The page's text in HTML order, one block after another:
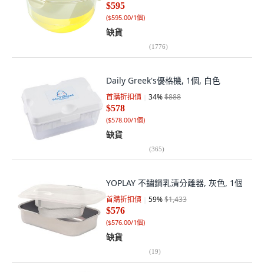
$595
($595.00/1個)
缺貨
(1776)
Daily Greek's優格機, 1個, 白色
首購折扣價 34%$888
$578
($578.00/1個)
缺貨
(365)
YOPLAY 不鏽鋼乳清分離器, 灰色, 1個
首購折扣價 59%$1,433
$576
($576.00/1個)
缺貨
(19)